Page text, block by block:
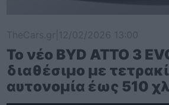
Το νέο BYD ATTO 3
διαθέσιμο με
αυτονομία έως 510